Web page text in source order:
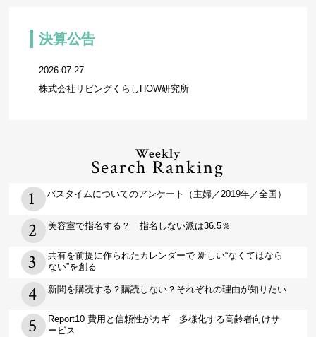
決算公告
2026.07.27
株式会社リビングくらしHOW研究所
Weekly
Search Ranking
バスタイムについてのアンケート（主婦／2019年／全国）
美容室で指名する？ 指名しない派は36.5％
共有を前提に作られたカレンダーで 新しい“なくてはなら
ない”を創る
新聞を購読する？購読しない？それぞれの理由が知りたい
Report10 費用と信頼性がカギ 多様化する高齢者向けサ
ービス